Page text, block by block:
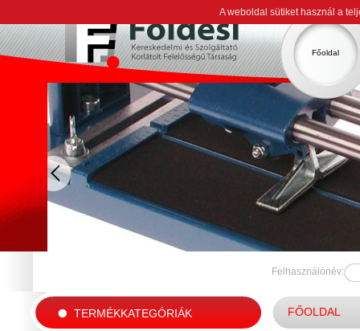
A weboldal sütiket használ a
Főoldal
TERMÉKKATEGÓRIÁK
Felhasználónév:
FŐOLDAL